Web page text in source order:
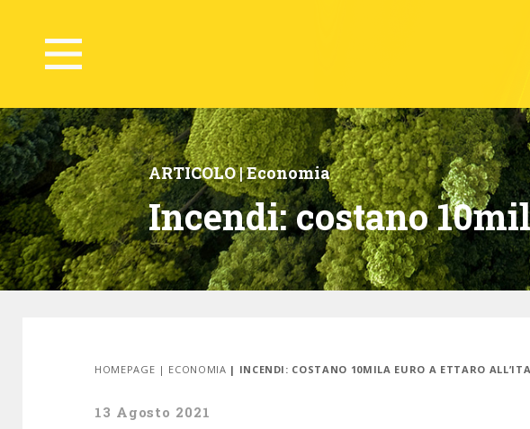
ARTICOLO |Economia
Incendi: costano
HOMEPAGE | ECONOMIA | INCENDI: COSTANO 10MILA EURO A ETTARO
13 Agosto 2021